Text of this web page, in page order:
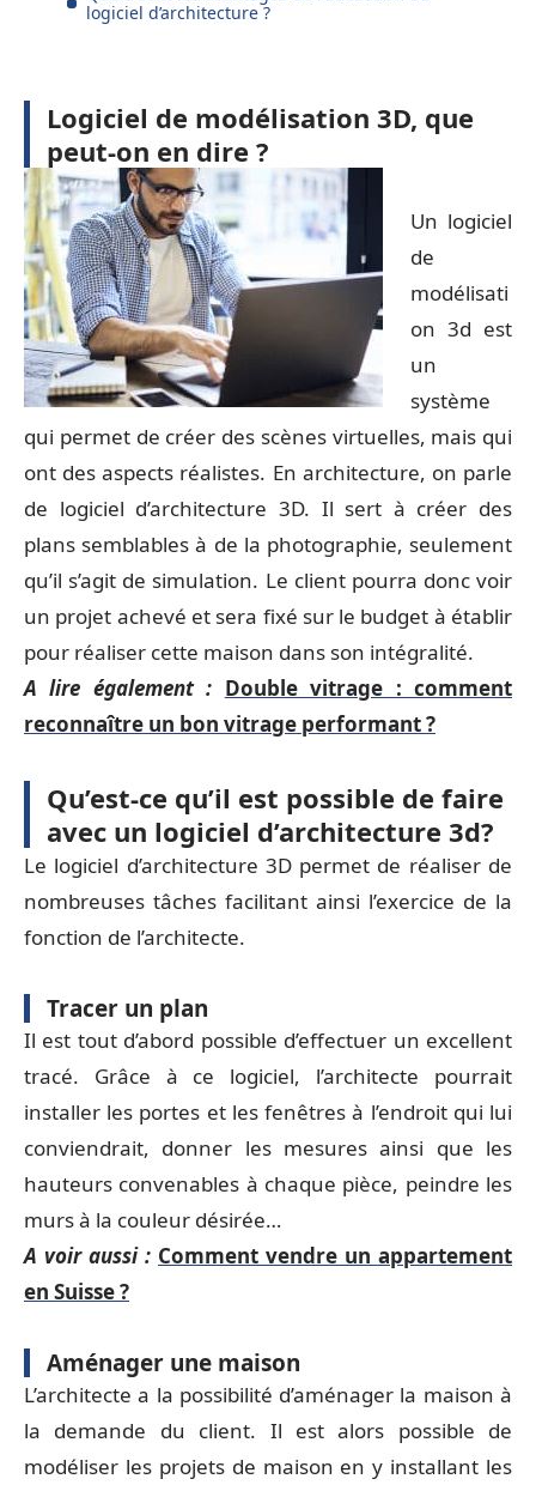
logiciel d’architecture ?
Logiciel de modélisation 3D, que
peut-on en dire ?
Un logiciel
de
modélisati
on 3d est
un
système
qui permet de créer des scènes virtuelles, mais qui
ont des aspects réalistes. En architecture, on parle
de logiciel d’architecture 3D. Il sert à créer des
plans semblables à de la photographie, seulement
qu’il s’agit de simulation. Le client pourra donc voir
un projet achevé et sera fixé sur le budget à établir
pour réaliser cette maison dans son intégralité.
A lire également : Double vitrage : comment
reconnaître un bon vitrage performant ?
Qu’est-ce qu’il est possible de faire
avec un logiciel d’architecture 3d?
Le logiciel d’architecture 3D permet de réaliser de
nombreuses tâches facilitant ainsi l’exercice de la
fonction de l’architecte.
Tracer un plan
Il est tout d’abord possible d’effectuer un excellent
tracé. Grâce à ce logiciel, l’architecte pourrait
installer les portes et les fenêtres à l’endroit qui lui
conviendrait, donner les mesures ainsi que les
hauteurs convenables à chaque pièce, peindre les
murs à la couleur désirée…
A voir aussi : Comment vendre un appartement
en Suisse ?
Aménager une maison
L’architecte a la possibilité d’aménager la maison à
la demande du client. Il est alors possible de
modéliser les projets de maison en y installant les